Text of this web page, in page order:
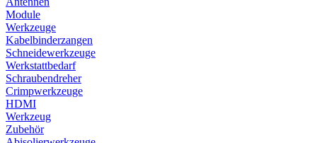
Module
Werkzeuge
Kabelbinderzangen
Schneidewerkzeuge
Werkstattbedarf
Schraubendreher
Crimpwerkzeuge
HDMI
Werkzeug
Zubehör